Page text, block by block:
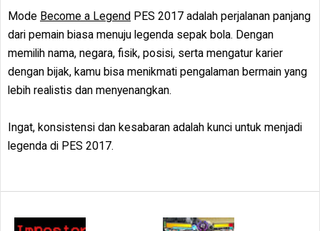
Mode Become a Legend PES 2017 adalah perjalanan panjang
dari pemain biasa menuju legenda sepak bola. Dengan
memilih nama, negara, fisik, posisi, serta mengatur karier
dengan bijak, kamu bisa menikmati pengalaman bermain yang
lebih realistis dan menyenangkan.
Ingat, konsistensi dan kesabaran adalah kunci untuk menjadi
legenda di PES 2017.